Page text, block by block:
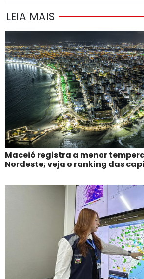
LEIA MAIS
Maceió registra a menor
Nordeste; veja o ranking das